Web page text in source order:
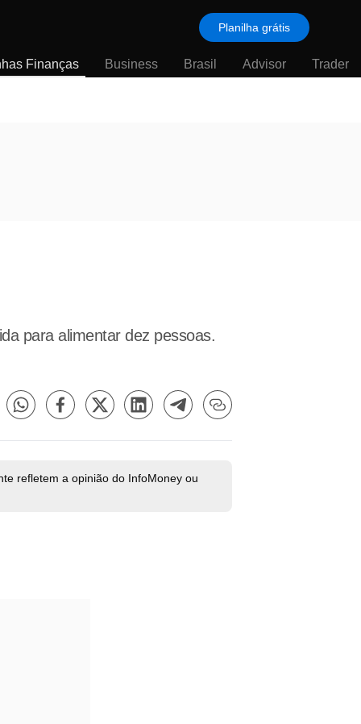
Planilha grátis
Finanças Business Brasil Advisor Trader
para alimentar dez pessoas.
refletem a opinião do InfoMoney ou